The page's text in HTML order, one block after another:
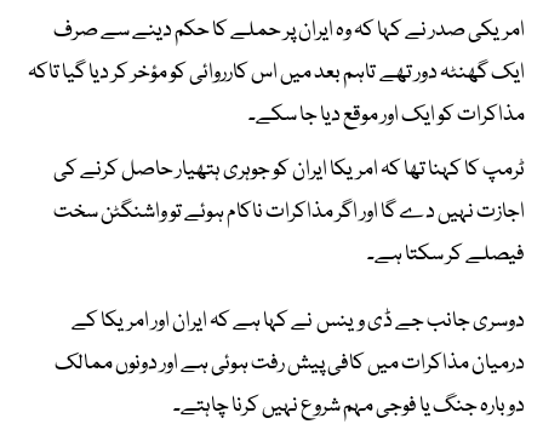
امریکی صدر نے کہا کہ وہ ایران پر حملے کا حکم دینے سے صرف
ایک گھنٹہ دور تھے تاہم بعد میں اس کارروائی کو مؤخر کر دیا گیا تاکہ
مذاکرات کو ایک اور موقع دیا جا سکے۔
ٹرمپ کا کہنا تھا کہ امریکا ایران کو جوہری ہتھیار حاصل کرنے کی
اجازت نہیں دے گا اور اگر مذاکرات ناکام ہوئے تو واشنگٹن سخت
فیصلے کر سکتا ہے۔
دوسری جانب جے ڈی وینس نے کہا ہے کہ ایران اور امریکا کے
درمیان مذاکرات میں کافی پیش رفت ہوئی ہے اور دونوں ممالک
دوبارہ جنگ یا فوجی مہم شروع نہیں کرنا چاہتے۔